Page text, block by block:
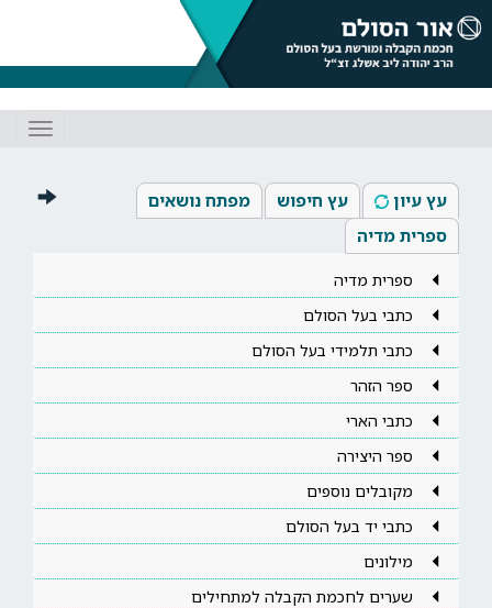
עץ עיון עץ חיפוש
מפתח נושאים
ספרית מדיה
ספרית מדיה
כתבי בעל הסולם
כתבי תלמידי בעל הסולם
ספר הזהר
כתבי הארי
ספר היצירה
מקובלים נוספים
כתבי יד בעל הסולם
מילונים
שערים לחכמת הקבלה למתחילים